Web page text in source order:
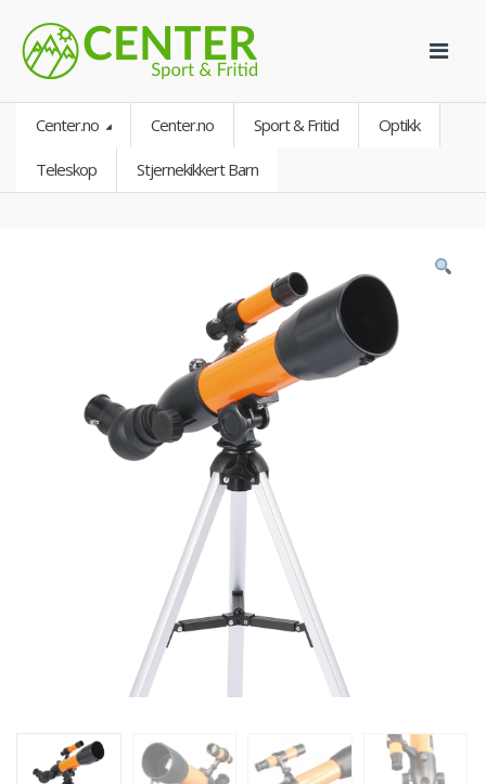
Center.no Center.no Sport & Fritid Optikk
Teleskop Stjernekikkert Barn